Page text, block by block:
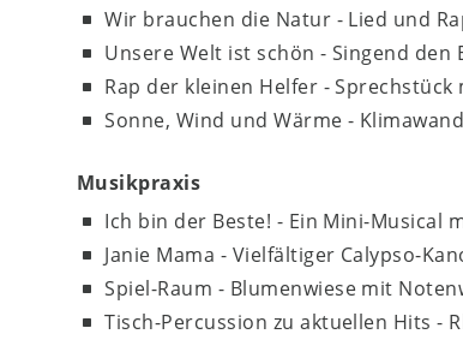
Wir brauchen die Natur - Lied und
Unsere Welt ist schön - Singend
Rap der kleinen Helfer -
Sonne, Wind und Wärme -
Musikpraxis
Ich bin der Beste! - Ein Mini-Musical
Janie Mama - Vielfältiger Calypso-
Spiel-Raum - Blumenwiese mit
Tisch-Percussion zu aktuellen Hits -